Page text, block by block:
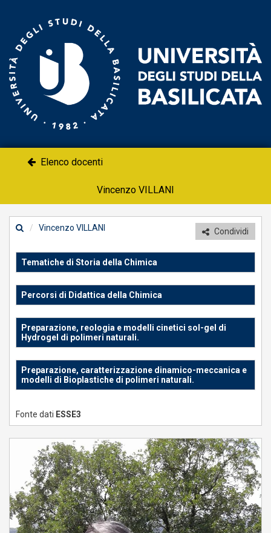
Elenco docenti
Vincenzo VILLANI
Condividi
Vincenzo VILLANI
Tematiche di Storia della Chimica
Percorsi di Didattica della Chimica
Preparazione, reologia e modelli cinetici sol-gel di
Hydrogel di polimeri naturali.
Preparazione, caratterizzazione dinamico-meccanica e
modelli di Bioplastiche di polimeri naturali.
Fonte dati ESSE3